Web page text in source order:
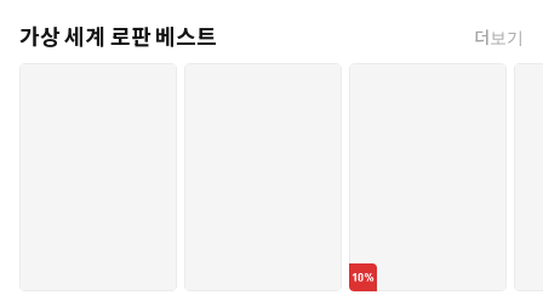
가상 세계 로판 베스트 더보기